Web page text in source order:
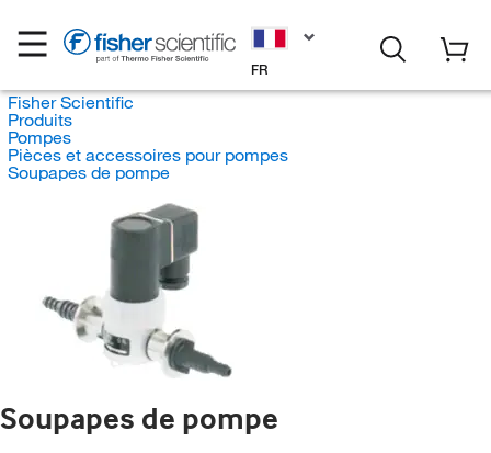
FR
Fisher Scientific
Produits
Pompes
Pièces et accessoires pour pompes
Soupapes de pompe
Soupapes de pompe